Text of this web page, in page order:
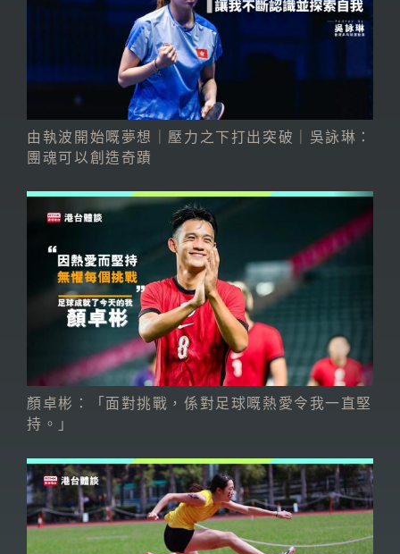
由執波開始嘅夢想｜壓力之下打出突破｜吳詠琳：
團魂可以創造奇蹟
顏卓彬：「面對挑戰，係對足球嘅熱愛令我一直堅
持。」